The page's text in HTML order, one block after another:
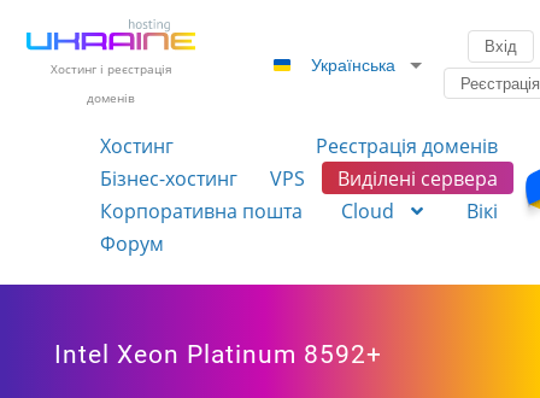
Хостинг і реєстрація
доменів
Українська
Вхід
Реєстрація
Хостинг
Реєстрація доменів
Бізнес-хостинг
VPS
Виділені сервера
Корпоративна пошта
Cloud
Вікі
Форум
Intel Xeon Platinum 8592+